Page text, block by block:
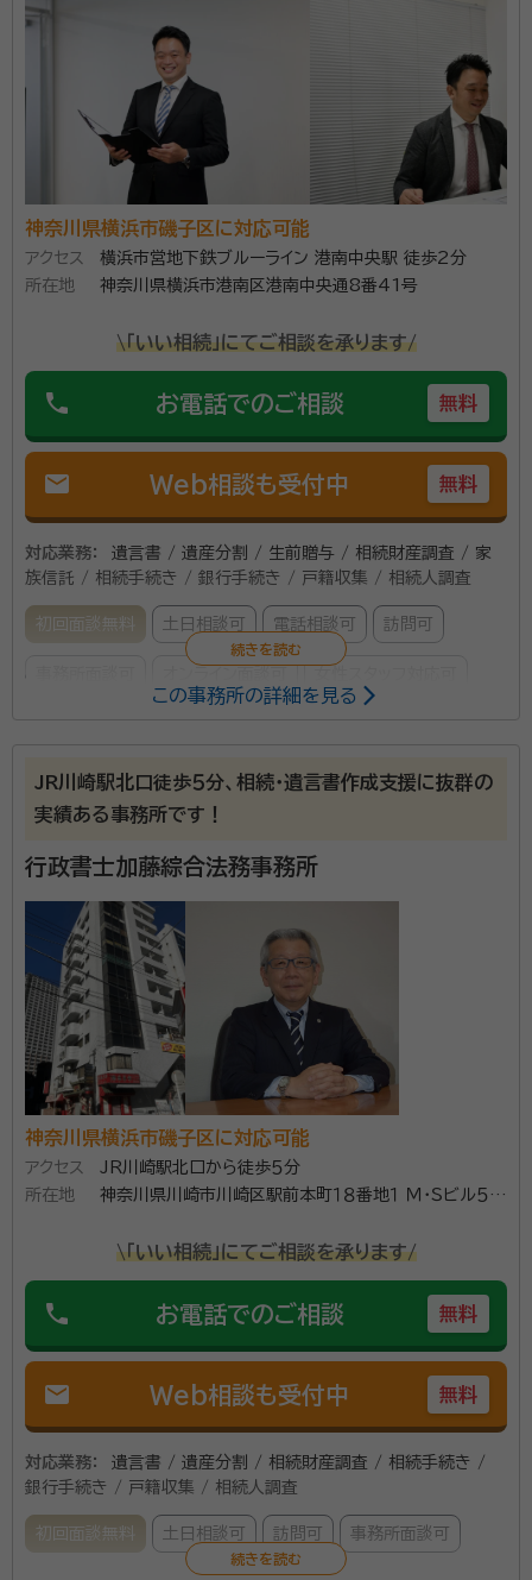
事務所口コミ（抜粋）：
ご利用時期：2026/5
面談の感想
共働きのため、日曜日に自宅まで来ていただき、助かりました。説明もわ
かりやすく、費用も明確だったのでそのままお願いすることにいたしまし
契約後の感想
依頼後の質問や要望にも素早く対応していただけ、何度でも回答してく
ださること。
相続のご相談は【完全無料】。【横浜駅徒歩5分】 横浜市内で財
産・不動産の相続・相続放棄・終活にお悩みの方はお気軽にご相
談ください。 相続の相談実績年間約1,000件。豊富な相談実績
します。 面談は土日やオンライン、ご自宅への出張面談も可能で
資格等：司法書士、行政書士、相続診断士
所属団体： 神奈川県司法書士会・神奈川県行政書士会
神奈川県横浜市磯子区に対応可能
アクセス
横浜市営地下鉄ブルーライン 港南中央駅 徒歩2分
所在地
神奈川県横浜市港南区港南中央通8番41号
\「いい相続」にてご相談を承ります/
phone お電話でのご相談 無料
mail Web相談も受付中 無料
対応業務：
遺言書 / 遺産分割 / 生前贈与 / 相続財産調査 / 家
族信託 / 相続手続き / 銀行手続き / 戸籍収集 / 相続人調査
初回面談無料 土日相談可 電話相談可 訪問可
尾形 達也（おがた たつや）
行政書士、社会保険労務士、宅地建物取
引士、FP
を経て、横浜市内の葬儀社で常務取締役就任。 その後クルーズ株式会社
設立に伴い、代表取締役就任（現任）。 クルーズ行政書士事務所代表（現
フ代表理事（現任）、一般社団法人ジャパン・バレエ理事（現任）
事務所口コミ（抜粋）：
account_circle 満足度 5.0
ご利用時期：2024/6
面談の感想
自宅まで来て下さり、丁寧に説明してくださり、今の土地の地価を直ぐに
調べてくださり対応が早かった。
契約後の感想
LINEで逐一報告してくださり、こちらの質問も迅速に答えてくださる。
電話でのやり取りでなくても良いのでこちらの都合の良い時間に情報が
横浜市の中心、港南中央駅から徒歩2分にある本社では
親族や関係者が集まる場へご訪問してのお話も柔軟に
対応いたしますのでお気軽にご相談ください。
所属団体： 神奈川行政書士会、神奈川県社会保険労務士会
この事務所の詳細を見る
JR川崎駅北口徒歩５分、相続・遺言書作成支援に抜群の
実績ある事務所です！
行政書士加藤綜合法務事務所
神奈川県横浜市磯子区に対応可能
アクセス
JR川崎駅北口から徒歩５分
所在地
神奈川県川崎市川崎区駅前本町１８番地１ Ｍ・Ｓビル５０
\「いい相続」にてご相談を承ります/
phone お電話でのご相談 無料
mail Web相談も受付中 無料
対応業務：
遺言書 / 遺産分割 / 相続財産調査 / 相続手続き /
銀行手続き / 戸籍収集 / 相続人調査
初回面談無料 土日相談可 訪問可 事務所面談可